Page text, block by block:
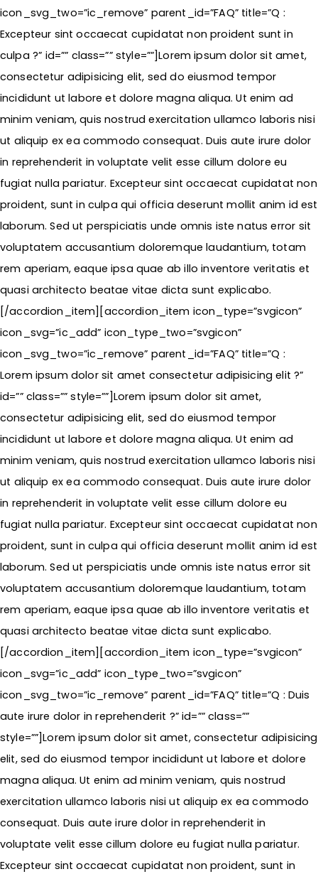
icon_svg_two=”ic_remove” parent_id=”FAQ” title=”Q :
Excepteur sint occaecat cupidatat non proident sunt in
culpa ?” id=”” class=”” style=””]Lorem ipsum dolor sit amet,
consectetur adipisicing elit, sed do eiusmod tempor
incididunt ut labore et dolore magna aliqua. Ut enim ad
minim veniam, quis nostrud exercitation ullamco laboris nisi
ut aliquip ex ea commodo consequat. Duis aute irure dolor
in reprehenderit in voluptate velit esse cillum dolore eu
fugiat nulla pariatur. Excepteur sint occaecat cupidatat non
proident, sunt in culpa qui officia deserunt mollit anim id est
laborum. Sed ut perspiciatis unde omnis iste natus error sit
voluptatem accusantium doloremque laudantium, totam
rem aperiam, eaque ipsa quae ab illo inventore veritatis et
quasi architecto beatae vitae dicta sunt explicabo.
[/accordion_item][accordion_item icon_type=”svgicon”
icon_svg=”ic_add” icon_type_two=”svgicon”
icon_svg_two=”ic_remove” parent_id=”FAQ” title=”Q :
Lorem ipsum dolor sit amet consectetur adipisicing elit ?”
id=”” class=”” style=””]Lorem ipsum dolor sit amet,
consectetur adipisicing elit, sed do eiusmod tempor
incididunt ut labore et dolore magna aliqua. Ut enim ad
minim veniam, quis nostrud exercitation ullamco laboris nisi
ut aliquip ex ea commodo consequat. Duis aute irure dolor
in reprehenderit in voluptate velit esse cillum dolore eu
fugiat nulla pariatur. Excepteur sint occaecat cupidatat non
proident, sunt in culpa qui officia deserunt mollit anim id est
laborum. Sed ut perspiciatis unde omnis iste natus error sit
voluptatem accusantium doloremque laudantium, totam
rem aperiam, eaque ipsa quae ab illo inventore veritatis et
quasi architecto beatae vitae dicta sunt explicabo.
[/accordion_item][accordion_item icon_type=”svgicon”
icon_svg=”ic_add” icon_type_two=”svgicon”
icon_svg_two=”ic_remove” parent_id=”FAQ” title=”Q : Duis
aute irure dolor in reprehenderit ?” id=”” class=””
style=””]Lorem ipsum dolor sit amet, consectetur adipisicing
elit, sed do eiusmod tempor incididunt ut labore et dolore
magna aliqua. Ut enim ad minim veniam, quis nostrud
exercitation ullamco laboris nisi ut aliquip ex ea commodo
consequat. Duis aute irure dolor in reprehenderit in
voluptate velit esse cillum dolore eu fugiat nulla pariatur.
Excepteur sint occaecat cupidatat non proident, sunt in